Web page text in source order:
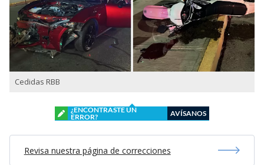
Cedidas RBB
¿ENCONTRASTE UN
ERROR?
AVÍSANOS
Revisa nuestra página de correcciones